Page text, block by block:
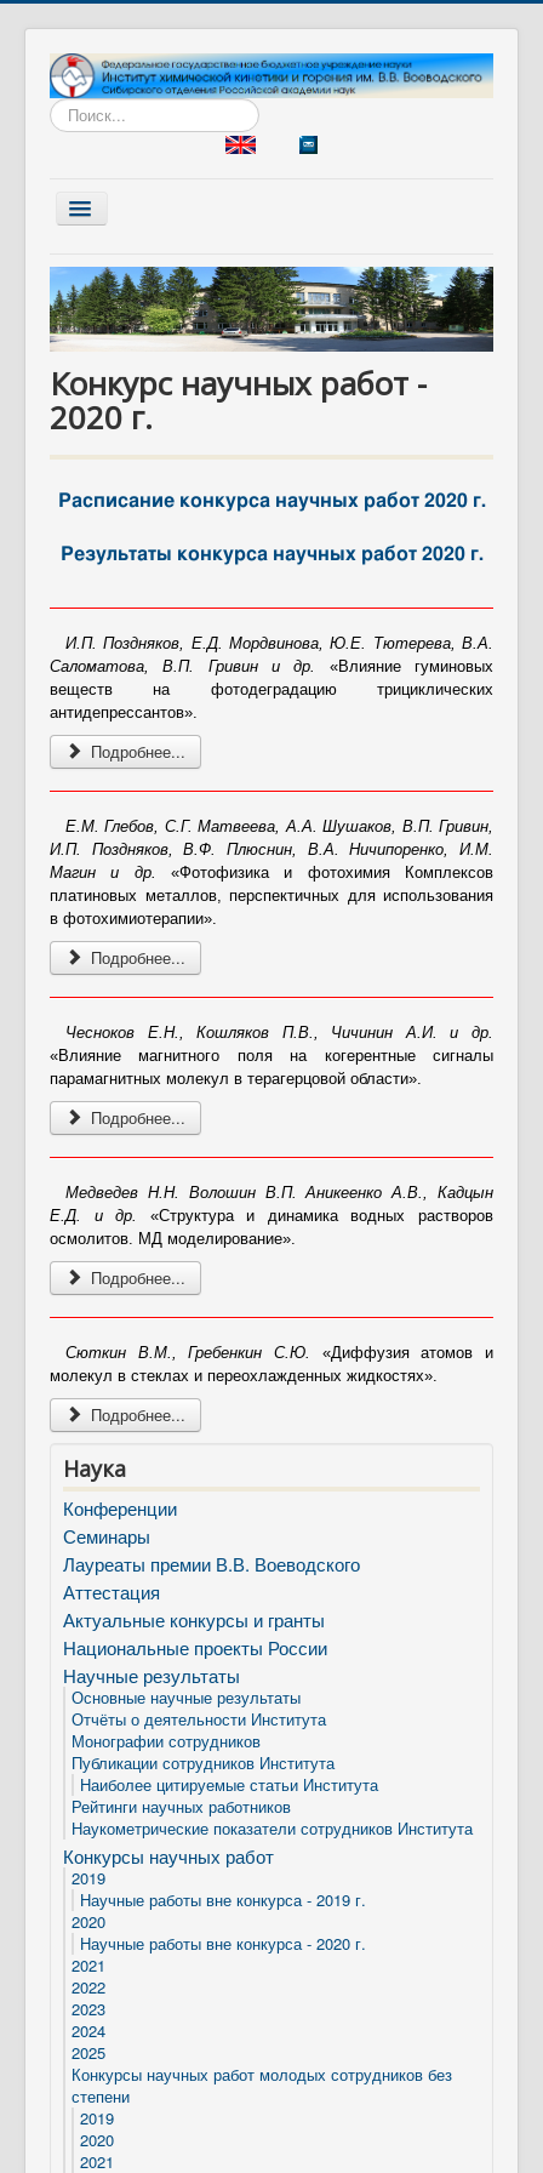
Искать...
Включить/
выключить
Главная
Институт
Наука
Образование
Диссертационный совет
Разработки
Вакансии
Контакты
Конкурс научных работ -
2020 г.
Расписание конкурса научных работ 2020 г.
Результаты конкурса научных работ 2020 г.
И.П. Поздняков, Е.Д. Мордвинова, Ю.Е. Тютерева, В.А.
Саломатова, В.П. Гривин и др.
«Влияние гуминовых
веществ на фотодеградацию трициклических
антидепрессантов».
Подробнее...
Е.М. Глебов, С.Г. Матвеева, А.A. Шушаков, В.П. Гривин,
И.П. Поздняков, В.Ф. Плюснин, В.А. Ничипоренко, И.М.
Магин и др.
«Фотофизика и фотохимия Комплексов
платиновых металлов, перспектичных для использования
в фотохимиотерапии».
Подробнее...
Чесноков Е.Н., Кошляков П.В., Чичинин А.И. и др.
«Влияние магнитного поля на когерентные сигналы
парамагнитных молекул в терагерцовой области».
Подробнее...
Медведев Н.Н. Волошин В.П. Аникеенко А.В., Кадцын
Е.Д. и др.
«Структура и динамика водных растворов
осмолитов. МД моделирование».
Подробнее...
Сюткин В.М., Гребенкин С.Ю.
«Диффузия атомов и
молекул в стеклах и переохлажденных жидкостях».
Подробнее...
Наука
Конференции
Семинары
Лауреаты премии В.В. Воеводского
Аттестация
Актуальные конкурсы и гранты
Национальные проекты России
Научные результаты
Основные научные результаты
Отчёты о деятельности Института
Монографии сотрудников
Публикации сотрудников Института
Наиболее цитируемые статьи Института
Рейтинги научных работников
Наукометрические показатели сотрудников Института
Конкурсы научных работ
2019
Научные работы вне конкурса - 2019 г.
2020
Научные работы вне конкурса - 2020 г.
2021
2022
2023
2024
2025
Конкурсы научных работ молодых сотрудников без
степени
2019
2020
2021